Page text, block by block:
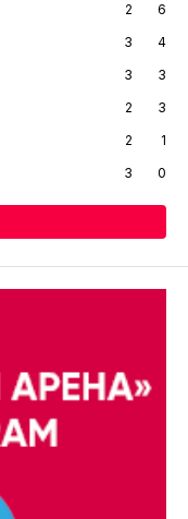
2
6
3
4
3
3
2
3
2
1
3 0